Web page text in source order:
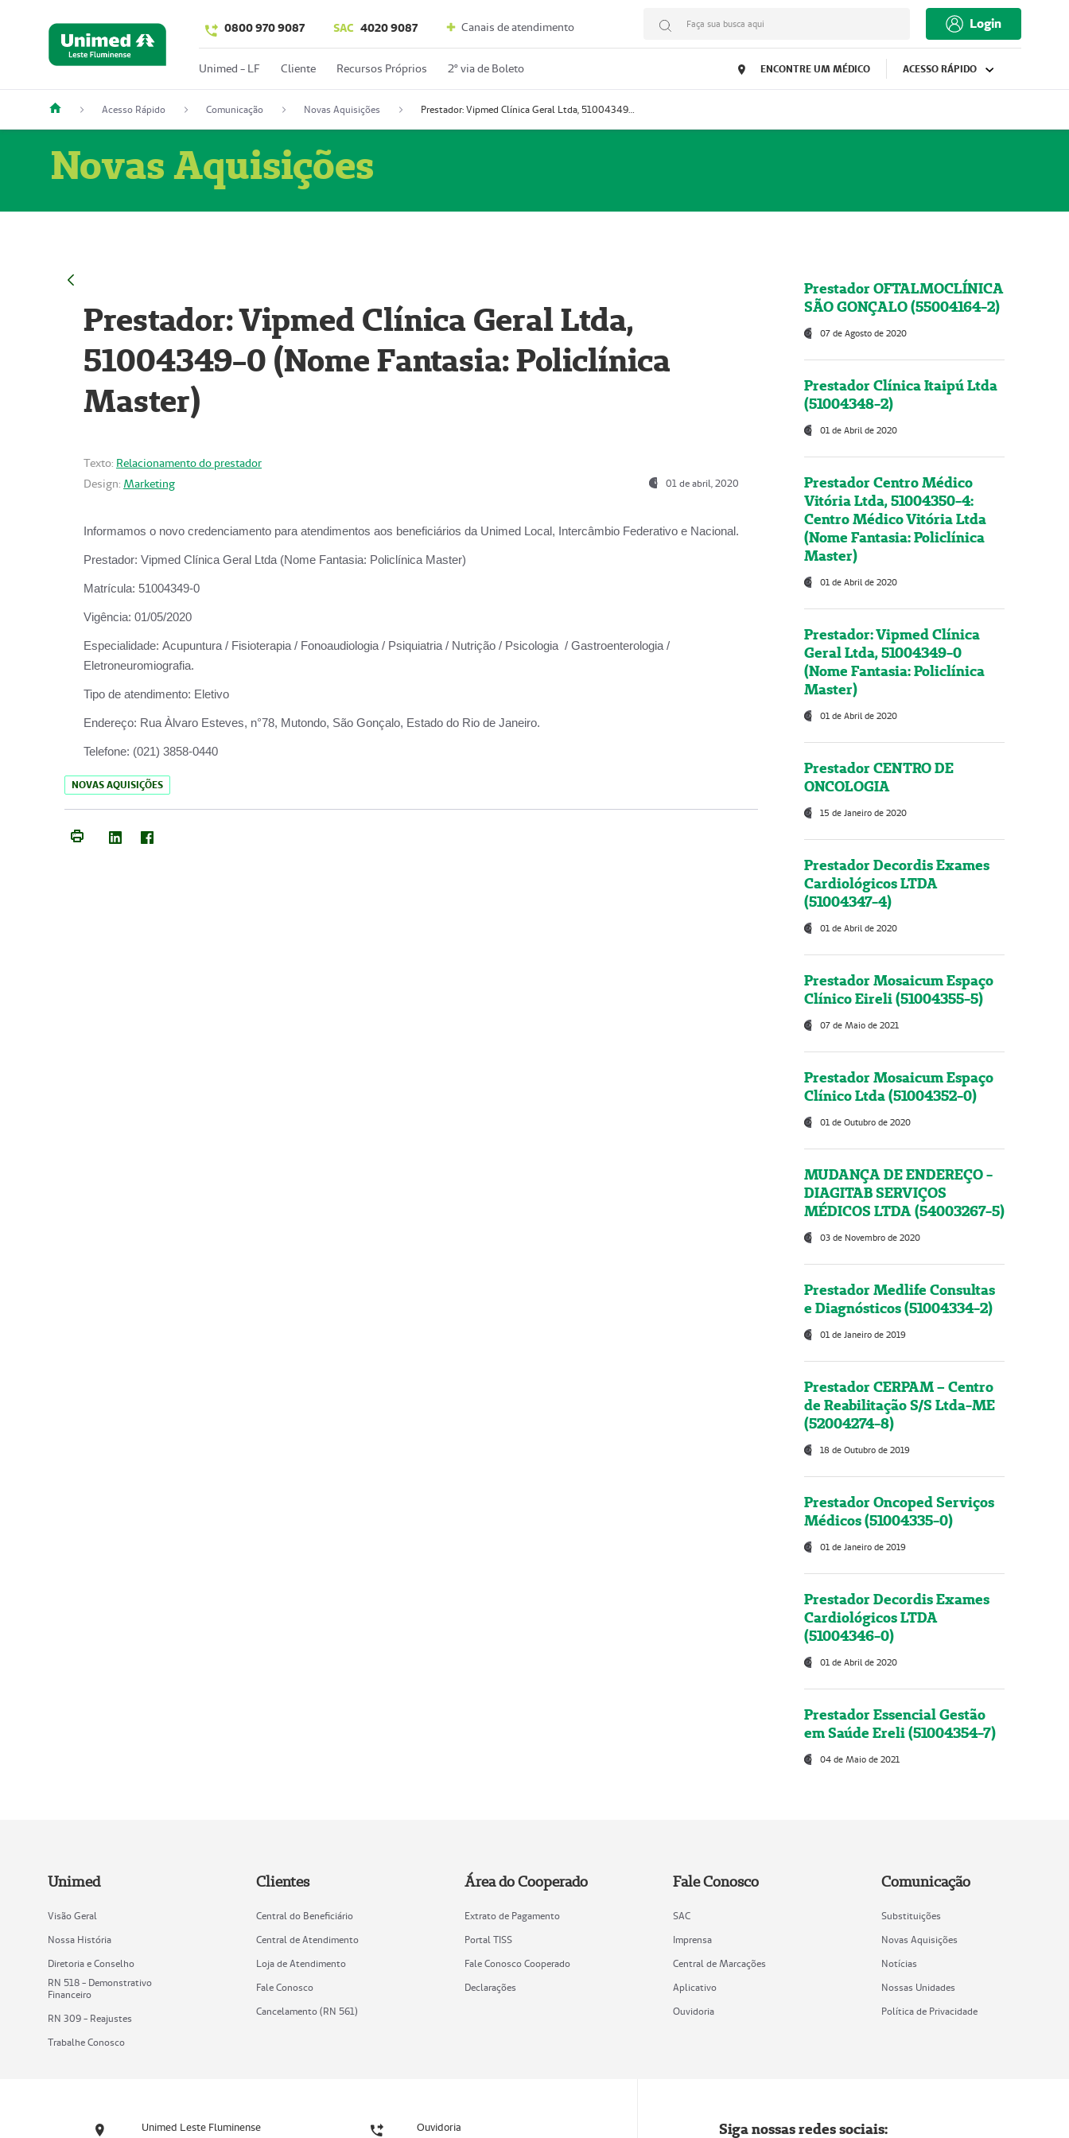
0800 970 9087 SAC 4020 9087 Canais de atendimento Faça sua busca aqui Login
Unimed - LF Cliente Recursos Próprios 2º via de Boleto ENCONTRE UM MÉDICO ACESSO RÁPIDO
Acesso Rápido Comunicação Novas Aquisições Prestador: Vipmed Clínica Geral Ltda, 51004349-0 (Nome Fantasia: Policlínica Master)
Novas Aquisições
Prestador: Vipmed Clínica Geral Ltda,
51004349-0 (Nome Fantasia: Policlínica
Master)
Texto: Relacionamento do prestador
Design: Marketing 01 de abril, 2020
Informamos o novo credenciamento para atendimentos aos beneficiários da Unimed Local, Intercâmbio Federativo e Nacional.
Prestador: Vipmed Clínica Geral Ltda (Nome Fantasia: Policlínica Master)
Matrícula: 51004349-0
Vigência: 01/05/2020
Especialidade: Acupuntura / Fisioterapia / Fonoaudiologia / Psiquiatria / Nutrição / Psicologia / Gastroenterologia /
Eletroneuromiografia.
Tipo de atendimento: Eletivo
Endereço: Rua Àlvaro Esteves, n°78, Mutondo, São Gonçalo, Estado do Rio de Janeiro.
Telefone: (021) 3858-0440
NOVAS AQUISIÇÕES
Prestador OFTALMOCLÍNICA
SÃO GONÇALO (55004164-2)
07 de Agosto de 2020
Prestador Clínica Itaipú Ltda
(51004348-2)
01 de Abril de 2020
Prestador Centro Médico
Vitória Ltda, 51004350-4:
Centro Médico Vitória Ltda
(Nome Fantasia: Policlínica
Master)
01 de Abril de 2020
Prestador: Vipmed Clínica
Geral Ltda, 51004349-0
(Nome Fantasia: Policlínica
Master)
01 de Abril de 2020
Prestador CENTRO DE
ONCOLOGIA
15 de Janeiro de 2020
Prestador Decordis Exames
Cardiológicos LTDA
(51004347-4)
01 de Abril de 2020
Prestador Mosaicum Espaço
Clínico Eireli (51004355-5)
07 de Maio de 2021
Prestador Mosaicum Espaço
Clínico Ltda (51004352-0)
01 de Outubro de 2020
MUDANÇA DE ENDEREÇO -
DIAGITAB SERVIÇOS
MÉDICOS LTDA (54003267-5)
03 de Novembro de 2020
Prestador Medlife Consultas
e Diagnósticos (51004334-2)
01 de Janeiro de 2019
Prestador CERPAM – Centro
de Reabilitação S/S Ltda-ME
(52004274-8)
18 de Outubro de 2019
Prestador Oncoped Serviços
Médicos (51004335-0)
01 de Janeiro de 2019
Prestador Decordis Exames
Cardiológicos LTDA
(51004346-0)
01 de Abril de 2020
Prestador Essencial Gestão
em Saúde Ereli (51004354-7)
04 de Maio de 2021
Unimed
Visão Geral
Nossa História
Diretoria e Conselho
RN 518 - Demonstrativo
Financeiro
RN 309 - Reajustes
Trabalhe Conosco
Clientes
Central do Beneficiário
Central de Atendimento
Loja de Atendimento
Fale Conosco
Cancelamento (RN 561)
Área do Cooperado
Extrato de Pagamento
Portal TISS
Fale Conosco Cooperado
Declarações
Fale Conosco
SAC
Imprensa
Central de Marcações
Aplicativo
Ouvidoria
Comunicação
Substituições
Novas Aquisições
Notícias
Nossas Unidades
Política de Privacidade
Unimed Leste Fluminense Ouvidoria Siga nossas redes sociais: